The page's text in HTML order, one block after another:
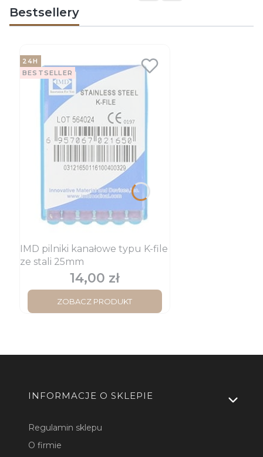
Bestsellery
24H
BESTSELLER
IMD pilniki kanałowe typu K-file
ze stali 25mm
Cena
14,00 zł
ZOBACZ PRODUKT
Linki w stopce
INFORMACJE O SKLEPIE
Regulamin sklepu
O firmie